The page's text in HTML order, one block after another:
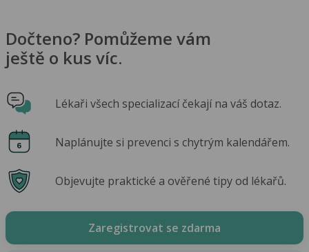
Dočteno? Pomůžeme vám
ještě o kus víc.
Lékaři všech specializací čekají na váš dotaz.
Naplánujte si prevenci s chytrým kalendářem.
Objevujte praktické a ověřené tipy od lékařů.
Zaregistrovat se zdarma